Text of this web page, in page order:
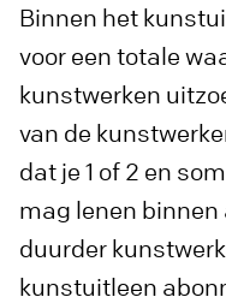
Binnen het
voor een totale
kunstwerken
van de
dat je 1 of 2 en
mag lenen binnen
duurder
kunstuitleen